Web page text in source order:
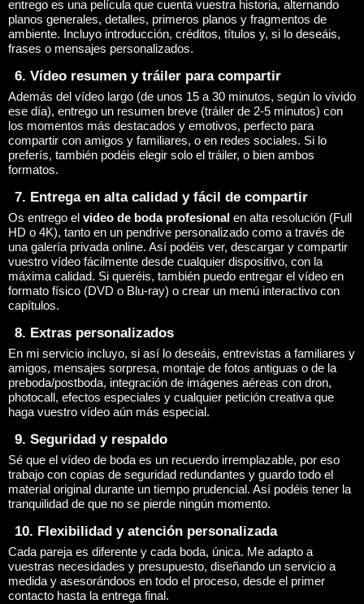
entrego es una película que cuenta vuestra historia, alternando
planos generales, detalles, primeros planos y fragmentos de
ambiente. Incluyo introducción, créditos, títulos y, si lo deseáis,
frases o mensajes personalizados.
6. Vídeo resumen y tráiler para compartir
Además del vídeo largo (de unos 15 a 30 minutos, según lo vivido
ese día), entrego un resumen breve (tráiler de 2-5 minutos) con
los momentos más destacados y emotivos, perfecto para
compartir con amigos y familiares, o en redes sociales. Si lo
preferís, también podéis elegir solo el tráiler, o bien ambos
formatos.
7. Entrega en alta calidad y fácil de compartir
Os entrego el video de boda profesional en alta resolución (Full
HD o 4K), tanto en un pendrive personalizado como a través de
una galería privada online. Así podéis ver, descargar y compartir
vuestro vídeo fácilmente desde cualquier dispositivo, con la
máxima calidad. Si queréis, también puedo entregar el vídeo en
formato físico (DVD o Blu-ray) o crear un menú interactivo con
capítulos.
8. Extras personalizados
En mi servicio incluyo, si así lo deseáis, entrevistas a familiares y
amigos, mensajes sorpresa, montaje de fotos antiguas o de la
preboda/postboda, integración de imágenes aéreas con dron,
photocall, efectos especiales y cualquier petición creativa que
haga vuestro vídeo aún más especial.
9. Seguridad y respaldo
Sé que el vídeo de boda es un recuerdo irremplazable, por eso
trabajo con copias de seguridad redundantes y guardo todo el
material original durante un tiempo prudencial. Así podéis tener la
tranquilidad de que no se pierde ningún momento.
10. Flexibilidad y atención personalizada
Cada pareja es diferente y cada boda, única. Me adapto a
vuestras necesidades y presupuesto, diseñando un servicio a
medida y asesorándoos en todo el proceso, desde el primer
contacto hasta la entrega final.